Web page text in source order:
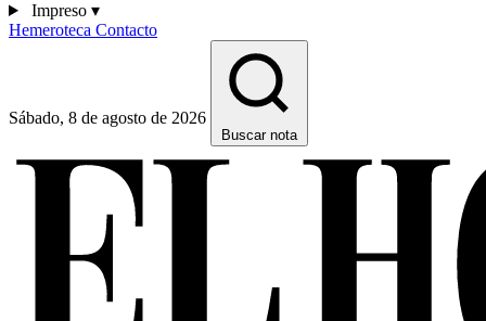
Impreso ▾
Hemeroteca Contacto
Sábado, 8 de agosto de 2026
Buscar nota